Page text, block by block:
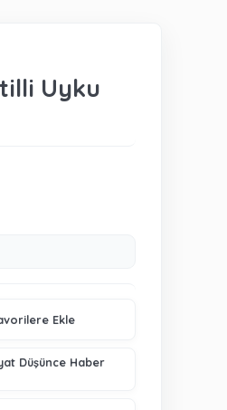
Uyku
Ekle
Düşünce Haber